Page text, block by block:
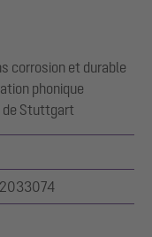
corrosion et durable
phonique
de Stuttgart